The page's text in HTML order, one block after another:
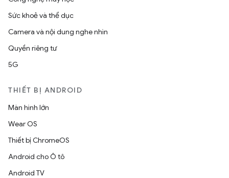
Sức khoẻ và thể dục
Camera và nội dung nghe nhìn
Quyền riêng tư
5G
THIẾT BỊ ANDROID
Màn hình lớn
Wear OS
Thiết bị ChromeOS
Android cho Ô tô
Android TV